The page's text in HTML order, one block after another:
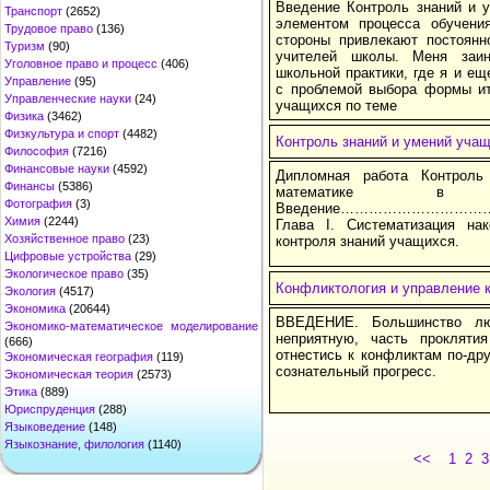
Транспорт (2652)
Трудовое право (136)
Туризм (90)
Уголовное право и процесс (406)
Управление (95)
Управленческие науки (24)
Физика (3462)
Физкультура и спорт (4482)
Философия (7216)
Финансовые науки (4592)
Финансы (5386)
Фотография (3)
Химия (2244)
Хозяйственное право (23)
Цифровые устройства (29)
Экологическое право (35)
Экология (4517)
Экономика (20644)
Экономико-математическое моделирование
(666)
Экономическая география (119)
Экономическая теория (2573)
Этика (889)
Юриспруденция (288)
Языковедение (148)
Языкознание, филология (1140)
Введение Контроль знаний и
элементом процесса
стороны привлекают
учителей школы. Меня
школьной практики, где я и
с проблемой выбора формы
учащихся по теме
Контроль знаний и умений
Дипломная работа
математике в
Глава I. Систематизация
контроля знаний учащихся.
Конфликтология и управление
ВВЕДЕНИЕ. Большинство
неприятную, часть
отнестись к конфликтам по-
сознательный прогресс.
<< 1 2 3